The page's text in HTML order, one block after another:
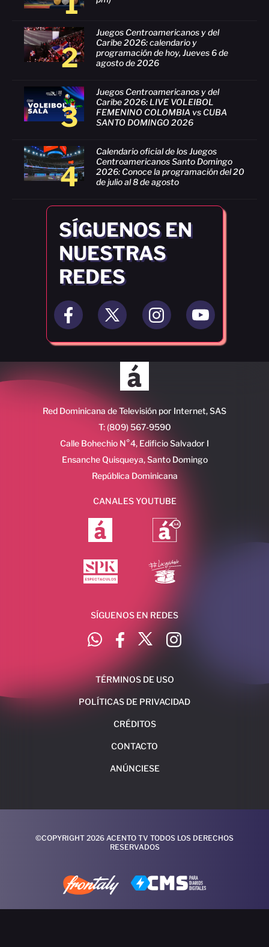
2
Juegos Centroamericanos y del
Caribe 2026: calendario y
programación de hoy, Jueves 6 de
agosto de 2026
3
Juegos Centroamericanos y del
Caribe 2026: LIVE VOLEIBOL
FEMENINO COLOMBIA vs CUBA
SANTO DOMINGO 2026
4
Calendario oficial de los Juegos
Centroamericanos Santo Domingo
2026: Conoce la programación del 20
de julio al 8 de agosto
SÍGUENOS EN
NUESTRAS
REDES
Red Dominicana de Televisión por Internet, SAS
T: (809) 567-9590
Calle Bohechio N°4, Edificio Salvador I
Ensanche Quisqueya, Santo Domingo
República Dominicana
CANALES YOUTUBE
SÍGUENOS EN REDES
TÉRMINOS DE USO
POLÍTICAS DE PRIVACIDAD
CRÉDITOS
CONTACTO
ANÚNCIESE
©COPYRIGHT 2026 ACENTO TV TODOS LOS DERECHOS
RESERVADOS